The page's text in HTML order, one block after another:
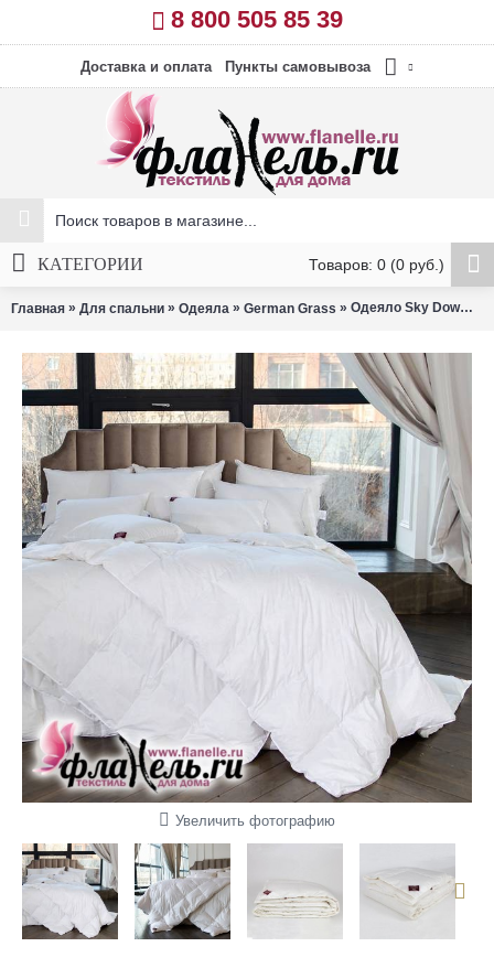
8 800 505 85 39
Доставка и оплата Пункты самовывоза
Товаров: 0 (0 руб.)
КАТЕГОРИИ
Главная » Для спальни » Одеяла » German Grass » Одеяло Sky Down всесезонное 200х200 см German Grass
Увеличить фотографию